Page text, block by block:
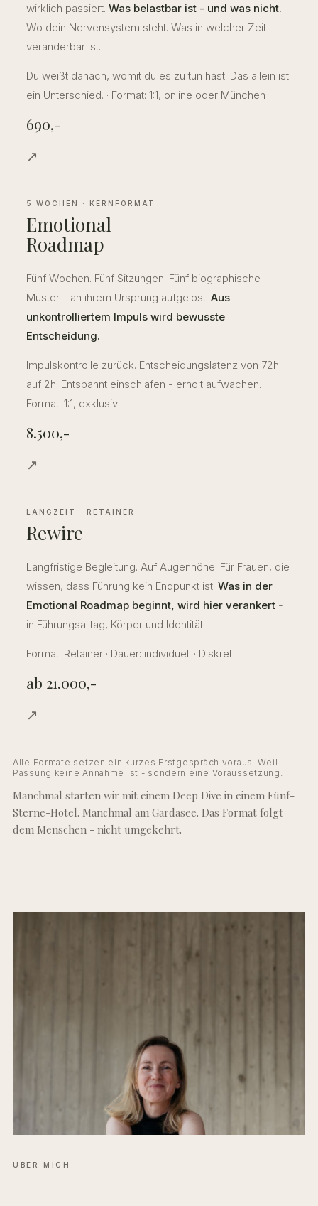
wirklich passiert. Was belastbar ist - und was nicht.
Wo dein Nervensystem steht. Was in welcher Zeit
veränderbar ist.
Du weißt danach, womit du es zu tun hast. Das allein ist
ein Unterschied. · Format: 1:1, online oder München
690,-
↗
5 WOCHEN · KERNFORMAT
Emotional
Roadmap
Fünf Wochen. Fünf Sitzungen. Fünf biographische
Muster - an ihrem Ursprung aufgelöst. Aus
unkontrolliertem Impuls wird bewusste
Entscheidung.
Impulskontrolle zurück. Entscheidungslatenz von 72h
auf 2h. Entspannt einschlafen - erholt aufwachen. ·
Format: 1:1, exklusiv
8.500,-
↗
LANGZEIT · RETAINER
Rewire
Langfristige Begleitung. Auf Augenhöhe. Für Frauen, die
wissen, dass Führung kein Endpunkt ist. Was in der
Emotional Roadmap beginnt, wird hier verankert -
in Führungsalltag, Körper und Identität.
Format: Retainer · Dauer: individuell · Diskret
ab 21.000,-
↗
Alle Formate setzen ein kurzes Erstgespräch voraus. Weil
Passung keine Annahme ist - sondern eine Voraussetzung.
Manchmal starten wir mit einem Deep Dive in einem Fünf-
Sterne-Hotel. Manchmal am Gardasee. Das Format folgt
dem Menschen - nicht umgekehrt.
ÜBER MICH